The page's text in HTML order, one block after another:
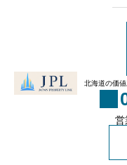
北海道の価値
営
閑静な住宅街の物件一
閑静な
NEW